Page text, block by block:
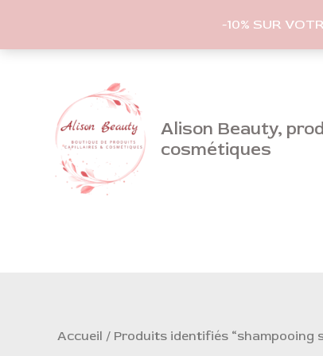
-10% SUR
Alison Beauty,
cosmétiques
Accueil / Produits identifiés “shampooing